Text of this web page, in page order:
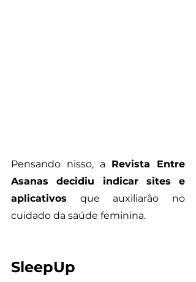
Pensando nisso, a Revista Entre
Asanas decidiu indicar sites e
aplicativos que auxiliarão no
cuidado da saúde feminina.
SleepUp